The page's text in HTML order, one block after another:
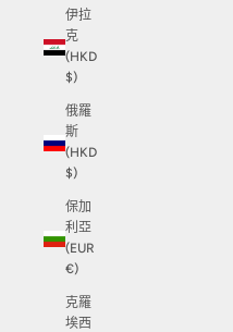
伊拉
克
(HKD
$)
俄羅
斯
(HKD
$)
保加
利亞
(EUR
€)
克羅
埃西